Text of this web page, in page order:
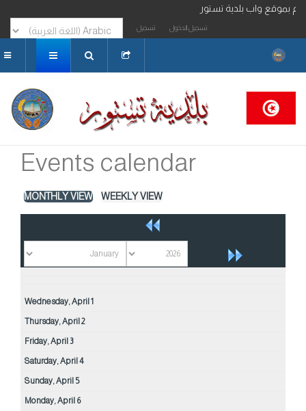
مرحبا بكم بموقع واب بلدية تستور
تسجيل الدخول تسجيل
البحث...
Events calendar
MONTHLY VIEW WEEKLY VIEW
Wednesday,April 1
Thursday,April 2
Friday,April 3
Saturday,April 4
Sunday,April 5
Monday,April 6